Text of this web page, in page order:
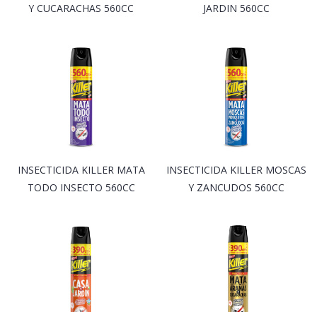
Y CUCARACHAS 560CC
JARDIN 560CC
INSECTICIDA KILLER MATA
TODO INSECTO 560CC
INSECTICIDA KILLER MOSCAS
Y ZANCUDOS 560CC